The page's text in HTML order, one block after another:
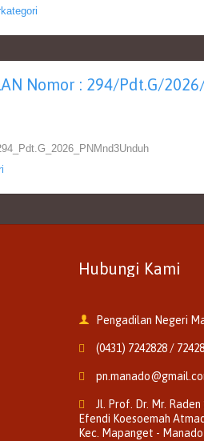
Nomor : 294/Pdt.G/
Hubungi Kami
 Pengadilan Negeri
 (0431) 7242828 /


Jl. Prof. Dr. Mr.
Efendi Koesoemah
Kec. Mapanget - Manado